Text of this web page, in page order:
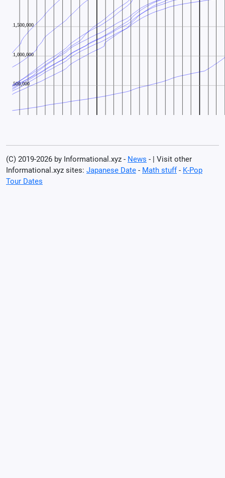
(C) 2019-2026 by Informational.xyz - News - | Visit other
Informational.xyz sites: Japanese Date - Math stuff- K-Pop
Tour Dates